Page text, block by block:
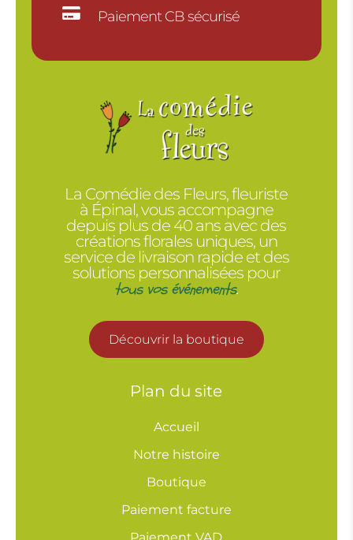
 Paiement CB sécurisé
La Comédie des Fleurs, fleuriste
à Épinal, vous accompagne
depuis plus de 40 ans avec des
créations florales uniques, un
service de livraison rapide et des
solutions personnalisées pour
tous vos événements.
Découvrir la boutique
Plan du site
Accueil
Notre histoire
Boutique
Paiement facture